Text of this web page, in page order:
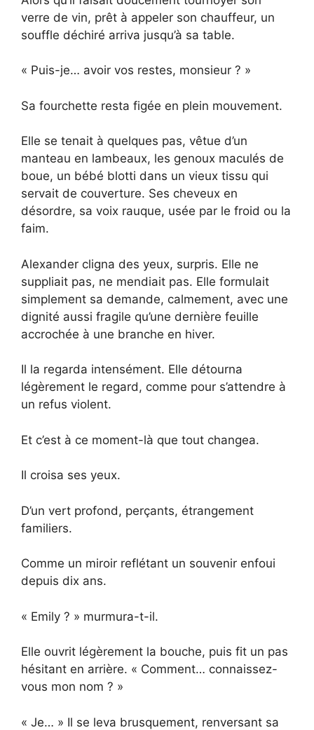
verre de vin, prêt à appeler son chauffeur, un
souffle déchiré arriva jusqu’à sa table.
« Puis-je… avoir vos restes, monsieur ? »
Sa fourchette resta figée en plein mouvement.
Elle se tenait à quelques pas, vêtue d’un
manteau en lambeaux, les genoux maculés de
boue, un bébé blotti dans un vieux tissu qui
servait de couverture. Ses cheveux en
désordre, sa voix rauque, usée par le froid ou la
faim.
Alexander cligna des yeux, surpris. Elle ne
suppliait pas, ne mendiait pas. Elle formulait
simplement sa demande, calmement, avec une
dignité aussi fragile qu’une dernière feuille
accrochée à une branche en hiver.
Il la regarda intensément. Elle détourna
légèrement le regard, comme pour s’attendre à
un refus violent.
Et c’est à ce moment-là que tout changea.
Il croisa ses yeux.
D’un vert profond, perçants, étrangement
familiers.
Comme un miroir reflétant un souvenir enfoui
depuis dix ans.
« Emily ? » murmura-t-il.
Elle ouvrit légèrement la bouche, puis fit un pas
hésitant en arrière. « Comment… connaissez-
vous mon nom ? »
« Je… » Il se leva brusquement, renversant sa